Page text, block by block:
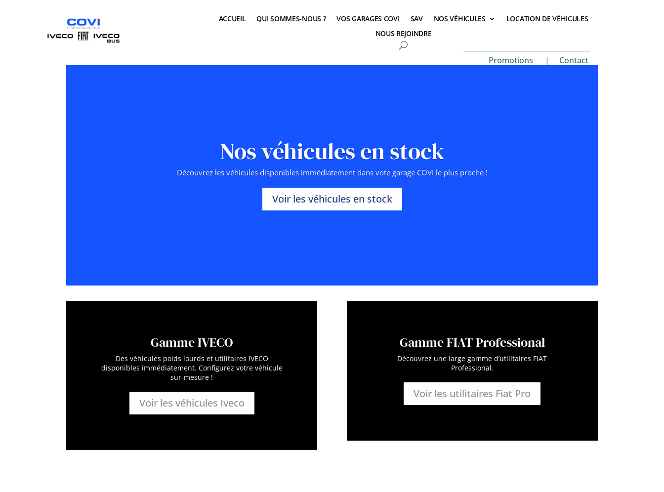
ACCUEIL QUI SOMMES-NOUS ? VOS GARAGES COVI SAV NOS VÉHICULES
LOCATION DE VÉHICULES
NOUS REJOINDRE
Promotions | Contact
Nos véhicules en stock
Découvrez les véhicules disponibles immédiatement dans vote garage COVI le plus proche !
Voir les véhicules en stock
Gamme IVECO
Des véhicules poids lourds et utilitaires IVECO
disponibles immédiatement. Configurez votre véhicule
sur-mesure !
Voir les véhicules Iveco
Gamme FIAT Professional
Découvrez une large gamme d’utilitaires FIAT
Professional.
Voir les utilitaires Fiat Pro